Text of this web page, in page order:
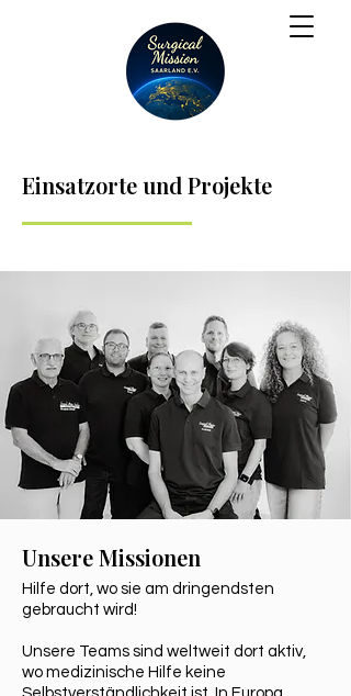
Einsatzorte und Projekte
Unsere Missionen
Hilfe dort, wo sie am dringendsten
gebraucht wird!
Unsere Teams sind weltweit dort aktiv,
wo medizinische Hilfe keine